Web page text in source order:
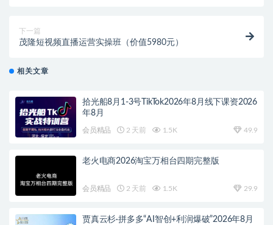
下一篇
茂隆短视频直播运营实操班（价值5980元）
相关文章
拾光船8月1-3号TikTok2026年8月线下课资2026
年8月
会员精品 2 天前 1.5K 49.9
老火电商2026淘宝万相台四期完整版
会员精品 2 天前 1.5K 29.9
贾真云杉·拼多多“AI智创+利润爆破”2026年8月